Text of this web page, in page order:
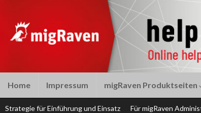
Home Impressum migRaven Produktseiten
Strategie für Einführung und Einsatz Für migRaven